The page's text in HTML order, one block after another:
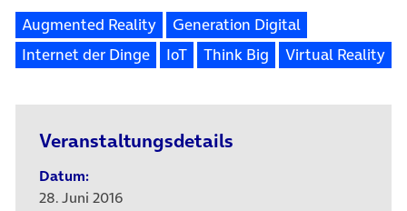
Augmented Reality
Generation Digital
Internet der Dinge
IoT Think Big Virtual Reality
Veranstaltungsdetails
Datum:
28. Juni 2016